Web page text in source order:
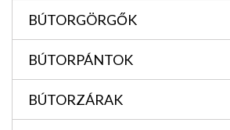
BÚTORGÖRGŐK
BÚTORPÁNTOK
BÚTORZÁRAK